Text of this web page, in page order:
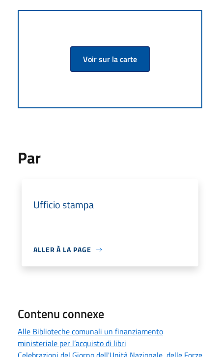
Voir sur la carte
Par
Ufficio stampa
ALLER À LA PAGE
Contenu connexe
Alle Biblioteche comunali un finanziamento
ministeriale per l’acquisto di libri